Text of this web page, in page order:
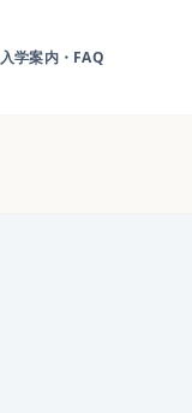
入学案内・FAQ